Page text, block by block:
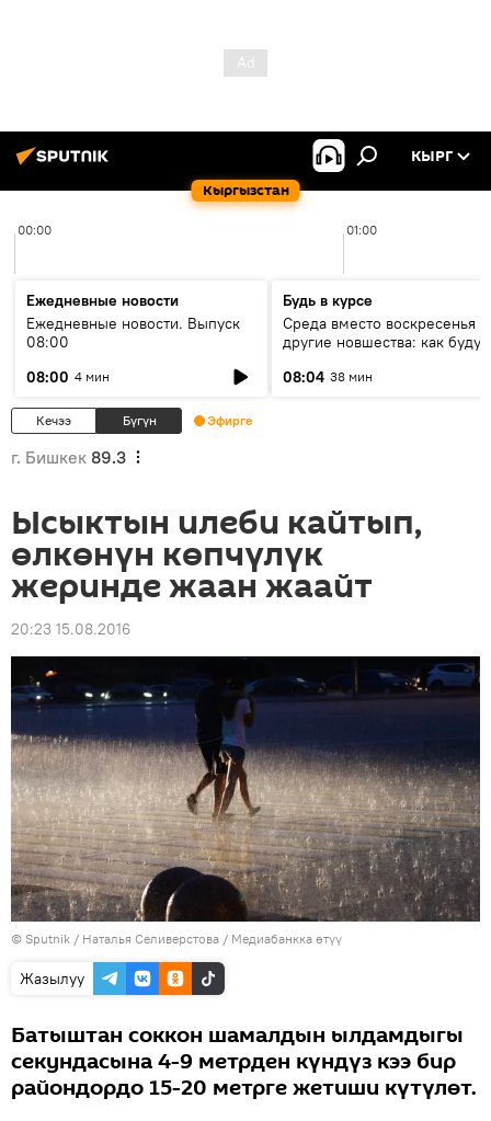
Кыргызстан
КЫРГ
00:00 01:00
Ежедневные новости
Ежедневные новости. Выпуск
08:00
08:00 4 мин
Будь в курсе
Среда вместо воскресенья и
другие новшества: как будут
08:04 38 мин
Кечээ Бүгүн Эфирге
г. Бишкек 89.3
Ысыктын илеби кайтып,
өлкөнүн көпчүлүк
жеринде жаан жаайт
20:23 15.08.2016
© Sputnik / Наталья Селиверстова / Медиабанкка өтүү
Жазылуу
Батыштан соккон шамалдын ылдамдыгы
секундасына 4-9 метрден күндүз кээ бир
райондордо 15-20 метрге жетиши күтүлөт.